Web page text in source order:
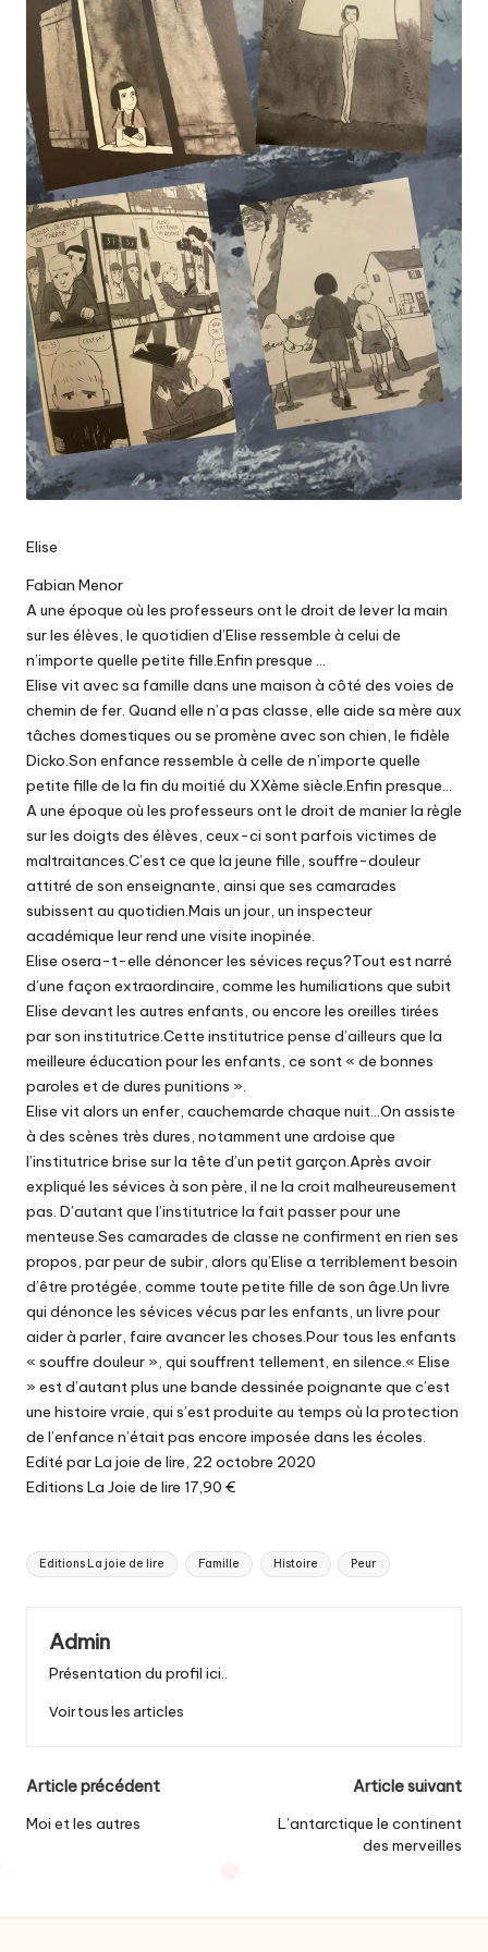
Elise
Fabian Menor
A une époque où les professeurs ont le droit de lever la main
sur les élèves, le quotidien d’Elise ressemble à celui de
n’importe quelle petite fille.Enfin presque …
Elise vit avec sa famille dans une maison à côté des voies de
chemin de fer. Quand elle n’a pas classe, elle aide sa mère aux
tâches domestiques ou se promène avec son chien, le fidèle
Dicko.Son enfance ressemble à celle de n’importe quelle
petite fille de la fin du moitié du XXème siècle.Enfin presque…
A une époque où les professeurs ont le droit de manier la règle
sur les doigts des élèves, ceux-ci sont parfois victimes de
maltraitances.C’est ce que la jeune fille, souffre-douleur
attitré de son enseignante, ainsi que ses camarades
subissent au quotidien.Mais un jour, un inspecteur
académique leur rend une visite inopinée.
Elise osera-t-elle dénoncer les sévices reçus?Tout est narré
d’une façon extraordinaire, comme les humiliations que subit
Elise devant les autres enfants, ou encore les oreilles tirées
par son institutrice.Cette institutrice pense d’ailleurs que la
meilleure éducation pour les enfants, ce sont « de bonnes
paroles et de dures punitions ».
Elise vit alors un enfer, cauchemarde chaque nuit…On assiste
à des scènes très dures, notamment une ardoise que
l’institutrice brise sur la tête d’un petit garçon.Après avoir
expliqué les sévices à son père, il ne la croit malheureusement
pas. D’autant que l’institutrice la fait passer pour une
menteuse.Ses camarades de classe ne confirment en rien ses
propos, par peur de subir, alors qu’Elise a terriblement besoin
d’être protégée, comme toute petite fille de son âge.Un livre
qui dénonce les sévices vécus par les enfants, un livre pour
aider à parler, faire avancer les choses.Pour tous les enfants
« souffre douleur », qui souffrent tellement, en silence.« Elise
» est d’autant plus une bande dessinée poignante que c’est
une histoire vraie, qui s’est produite au temps où la protection
de l’enfance n’était pas encore imposée dans les écoles.
Edité par La joie de lire, 22 octobre 2020
Editions La Joie de lire 17,90 €
Tags:
Editions La joie de lire Famille Histoire Peur
Admin
Présentation du profil ici..
Voir tous les articles
Post
navigation
Article précédent
Moi et les autres
Article suivant
L’antarctique le continent
des merveilles